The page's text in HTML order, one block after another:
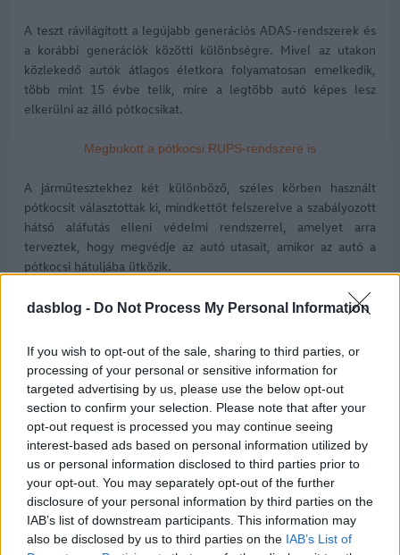
dasblog - Do Not Process My Personal Information
If you wish to opt-out of the sale, sharing to third parties, or
processing of your personal or sensitive information for
targeted advertising by us, please use the below opt-out
section to confirm your selection. Please note that after your
opt-out request is processed you may continue seeing
interest-based ads based on personal information utilized by
us or personal information disclosed to third parties prior to
your opt-out. You may separately opt-out of the further
disclosure of your personal information by third parties on the
IAB’s list of downstream participants. This information may
also be disclosed by us to third parties on the IAB’s List of
A teszt rávilágított a legújabb generációs ADAS-rendszerek és
a korábbi generációk közötti különbségre. Mivel az utakon
közlekedő autók átlagos életkora folyamatosan emelkedik,
több mint 15 évbe telik, mire a legtöbb autó képes lesz
elkerülni az álló pótkocsikat.
Megbukott a pótkocsi RUPS-rendszere is
A járműtesztekhez két különböző, széles körben használt
pótkocsit választottak ki, mindkettőt felszerelve a szabályozott
hátsó aláfutás elleni védelmi rendszerrel, amelyet arra
terveztek, hogy megvédje az autó utasait, amikor az autó a
pótkocsi hátuljába ütközik.
Az ütközési tesztek elvégzése előtt az autók ADAS-rendszereit
A brit HORIBA MIRA-nál végzett, 56 kilométer/órás
sebességű, utasoldali, 30 százalékos frontális eltolásos
ütközés során a Schmitz Cargobull pótkocsigyártó
védőberendezése alig nyújtott szerkezeti ellenállást. A
pótkocsi rakodófelülete közvetlenül átszúrta az utastér falát,
letépve a jármű szerkezetének oldalát, és halálos fej- és
nyaksérüléseket okozva a törésvizsgálati próbabábunak.
A német ADAC által ugyanazon sebességgel elvégzett, ezt
követő 75 százalékos elülső-hátsó ütközési teszt során a Krone